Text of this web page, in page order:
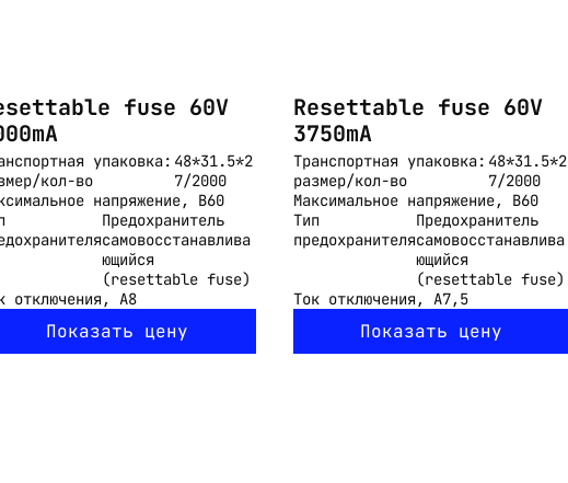
fuse 60V
упаковка:
кол-во
48*31.5*2
7/2000
напряжение, В60
Предохранитель
самовосстанавлива
ющийся
(resettable fuse)
отключения, А8
Показать цену
Resettable fuse 60V
3750mA
Транспортная упаковка:
размер/кол-во
48*31.5*2
7/2000
Максимальное напряжение, В60
Тип
предохранителя
Предохранитель
самовосстанавлива
ющийся
(resettable fuse)
Ток отключения, А7,5
Показать цену